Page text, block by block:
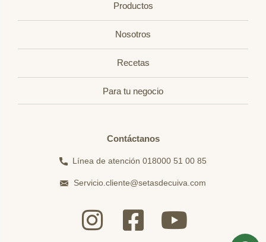
Productos
Nosotros
Recetas
Para tu negocio
Contáctanos
Línea de atención 018000 51 00 85
Servicio.cliente@setasdecuiva.com